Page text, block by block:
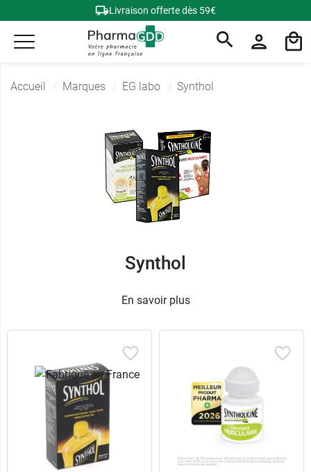
Livraison offerte dès 59€
Accueil Marques EG labo Synthol
Synthol
En savoir plus